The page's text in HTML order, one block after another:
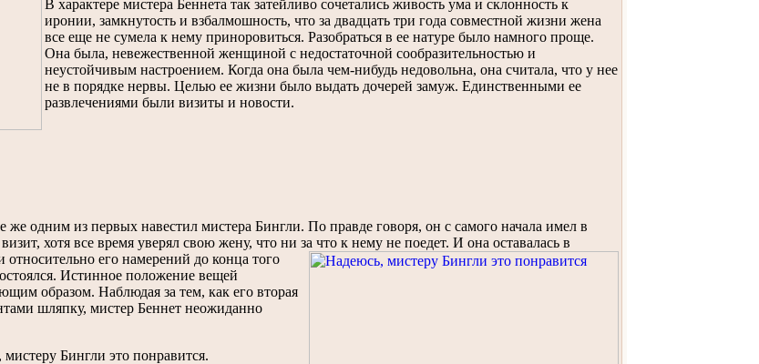
В характере мистера Беннета так затейливо сочетались живость ума и склонность к
иронии, замкнутость и взбалмошность, что за двадцать три года совместной жизни жена
все еще не сумела к нему приноровиться. Разобраться в ее натуре было намного проще.
Она была, невежественной женщиной с недостаточной сообразительностью и
неустойчивым настроением. Когда она была чем-нибудь недовольна, она считала, что у нее
не в порядке нервы. Целью ее жизни было выдать дочерей замуж. Единственными ее
развлечениями были визиты и новости.
же одним из первых навестил мистера Бингли. По правде говоря, он с самого начала имел в
хотя все время уверял свою жену, что ни за что к нему не поедет. И она оставалась в
относительно его намерений до конца того
Истинное положение вещей
образом. Наблюдая за тем, как его вторая
шляпку, мистер Беннет неожиданно
Бингли это понравится.